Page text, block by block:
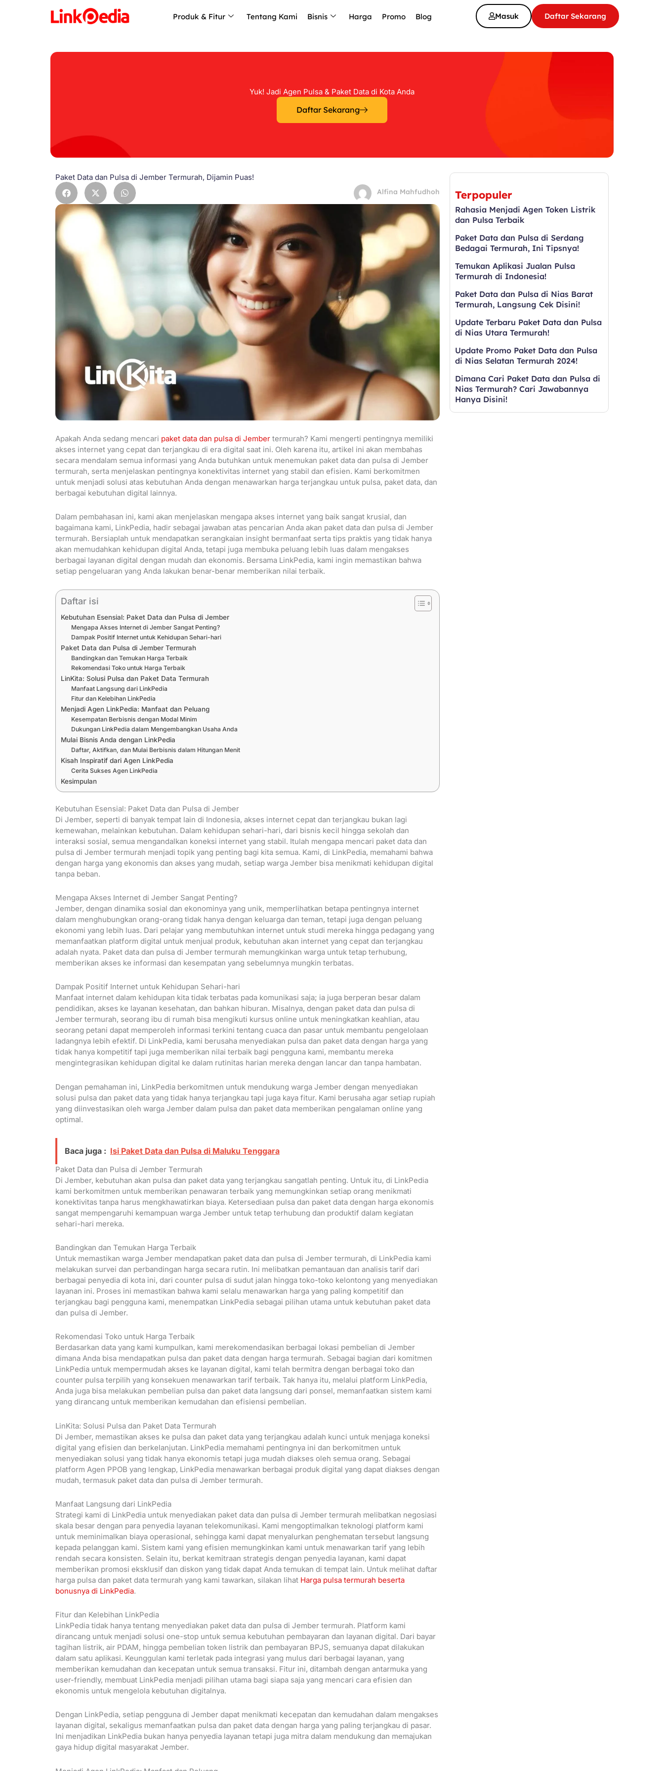
Daftar Sekarang
Masuk
Produk & Fitur Tentang Kami Bisnis Harga Promo Blog
Yuk! Jadi Agen Pulsa & Paket Data di Kota Anda
Daftar Sekarang
Paket Data dan Pulsa di Jember Termurah, Dijamin Puas!
Alfina Mahfudhoh
Apakah Anda sedang mencari paket data dan pulsa di Jember termurah? Kami mengerti pentingnya memiliki
akses internet yang cepat dan terjangkau di era digital saat ini. Oleh karena itu, artikel ini akan membahas
secara mendalam semua informasi yang Anda butuhkan untuk menemukan paket data dan pulsa di Jember
termurah, serta menjelaskan pentingnya konektivitas internet yang stabil dan efisien. Kami berkomitmen
untuk menjadi solusi atas kebutuhan Anda dengan menawarkan harga terjangkau untuk pulsa, paket data, dan
berbagai kebutuhan digital lainnya.
Dalam pembahasan ini, kami akan menjelaskan mengapa akses internet yang baik sangat krusial, dan
bagaimana kami, LinkPedia, hadir sebagai jawaban atas pencarian Anda akan paket data dan pulsa di Jember
termurah. Bersiaplah untuk mendapatkan serangkaian insight bermanfaat serta tips praktis yang tidak hanya
akan memudahkan kehidupan digital Anda, tetapi juga membuka peluang lebih luas dalam mengakses
berbagai layanan digital dengan mudah dan ekonomis. Bersama LinkPedia, kami ingin memastikan bahwa
setiap pengeluaran yang Anda lakukan benar-benar memberikan nilai terbaik.
Daftar isi
Kebutuhan Esensial: Paket Data dan Pulsa di Jember
Mengapa Akses Internet di Jember Sangat Penting?
Dampak Positif Internet untuk Kehidupan Sehari-hari
Paket Data dan Pulsa di Jember Termurah
Bandingkan dan Temukan Harga Terbaik
Rekomendasi Toko untuk Harga Terbaik
LinKita: Solusi Pulsa dan Paket Data Termurah
Manfaat Langsung dari LinkPedia
Fitur dan Kelebihan LinkPedia
Menjadi Agen LinkPedia: Manfaat dan Peluang
Kesempatan Berbisnis dengan Modal Minim
Dukungan LinkPedia dalam Mengembangkan Usaha Anda
Mulai Bisnis Anda dengan LinkPedia
Daftar, Aktifkan, dan Mulai Berbisnis dalam Hitungan Menit
Kisah Inspiratif dari Agen LinkPedia
Cerita Sukses Agen LinkPedia
Kesimpulan
Kebutuhan Esensial: Paket Data dan Pulsa di Jember
Di Jember, seperti di banyak tempat lain di Indonesia, akses internet cepat dan terjangkau bukan lagi
kemewahan, melainkan kebutuhan. Dalam kehidupan sehari-hari, dari bisnis kecil hingga sekolah dan
interaksi sosial, semua mengandalkan koneksi internet yang stabil. Itulah mengapa mencari paket data dan
pulsa di Jember termurah menjadi topik yang penting bagi kita semua. Kami, di LinkPedia, memahami bahwa
dengan harga yang ekonomis dan akses yang mudah, setiap warga Jember bisa menikmati kehidupan digital
tanpa beban.
Mengapa Akses Internet di Jember Sangat Penting?
Jember, dengan dinamika sosial dan ekonominya yang unik, memperlihatkan betapa pentingnya internet
dalam menghubungkan orang-orang tidak hanya dengan keluarga dan teman, tetapi juga dengan peluang
ekonomi yang lebih luas. Dari pelajar yang membutuhkan internet untuk studi mereka hingga pedagang yang
memanfaatkan platform digital untuk menjual produk, kebutuhan akan internet yang cepat dan terjangkau
adalah nyata. Paket data dan pulsa di Jember termurah memungkinkan warga untuk tetap terhubung,
memberikan akses ke informasi dan kesempatan yang sebelumnya mungkin terbatas.
Dampak Positif Internet untuk Kehidupan Sehari-hari
Manfaat internet dalam kehidupan kita tidak terbatas pada komunikasi saja; ia juga berperan besar dalam
pendidikan, akses ke layanan kesehatan, dan bahkan hiburan. Misalnya, dengan paket data dan pulsa di
Jember termurah, seorang ibu di rumah bisa mengikuti kursus online untuk meningkatkan keahlian, atau
seorang petani dapat memperoleh informasi terkini tentang cuaca dan pasar untuk membantu pengelolaan
ladangnya lebih efektif. Di LinkPedia, kami berusaha menyediakan pulsa dan paket data dengan harga yang
tidak hanya kompetitif tapi juga memberikan nilai terbaik bagi pengguna kami, membantu mereka
mengintegrasikan kehidupan digital ke dalam rutinitas harian mereka dengan lancar dan tanpa hambatan.
Dengan pemahaman ini, LinkPedia berkomitmen untuk mendukung warga Jember dengan menyediakan
solusi pulsa dan paket data yang tidak hanya terjangkau tapi juga kaya fitur. Kami berusaha agar setiap rupiah
yang diinvestasikan oleh warga Jember dalam pulsa dan paket data memberikan pengalaman online yang
optimal.
Baca juga : Isi Paket Data dan Pulsa di Maluku Tenggara
Paket Data dan Pulsa di Jember Termurah
Di Jember, kebutuhan akan pulsa dan paket data yang terjangkau sangatlah penting. Untuk itu, di LinkPedia
kami berkomitmen untuk memberikan penawaran terbaik yang memungkinkan setiap orang menikmati
konektivitas tanpa harus mengkhawatirkan biaya. Ketersediaan pulsa dan paket data dengan harga ekonomis
sangat mempengaruhi kemampuan warga Jember untuk tetap terhubung dan produktif dalam kegiatan
sehari-hari mereka.
Bandingkan dan Temukan Harga Terbaik
Untuk memastikan warga Jember mendapatkan paket data dan pulsa di Jember termurah, di LinkPedia kami
melakukan survei dan perbandingan harga secara rutin. Ini melibatkan pemantauan dan analisis tarif dari
berbagai penyedia di kota ini, dari counter pulsa di sudut jalan hingga toko-toko kelontong yang menyediakan
layanan ini. Proses ini memastikan bahwa kami selalu menawarkan harga yang paling kompetitif dan
terjangkau bagi pengguna kami, menempatkan LinkPedia sebagai pilihan utama untuk kebutuhan paket data
dan pulsa di Jember.
Rekomendasi Toko untuk Harga Terbaik
Berdasarkan data yang kami kumpulkan, kami merekomendasikan berbagai lokasi pembelian di Jember
dimana Anda bisa mendapatkan pulsa dan paket data dengan harga termurah. Sebagai bagian dari komitmen
LinkPedia untuk mempermudah akses ke layanan digital, kami telah bermitra dengan berbagai toko dan
counter pulsa terpilih yang konsekuen menawarkan tarif terbaik. Tak hanya itu, melalui platform LinkPedia,
Anda juga bisa melakukan pembelian pulsa dan paket data langsung dari ponsel, memanfaatkan sistem kami
yang dirancang untuk memberikan kemudahan dan efisiensi pembelian.
LinKita: Solusi Pulsa dan Paket Data Termurah
Di Jember, memastikan akses ke pulsa dan paket data yang terjangkau adalah kunci untuk menjaga koneksi
digital yang efisien dan berkelanjutan. LinkPedia memahami pentingnya ini dan berkomitmen untuk
menyediakan solusi yang tidak hanya ekonomis tetapi juga mudah diakses oleh semua orang. Sebagai
platform Agen PPOB yang lengkap, LinkPedia menawarkan berbagai produk digital yang dapat diakses dengan
mudah, termasuk paket data dan pulsa di Jember termurah.
Manfaat Langsung dari LinkPedia
Strategi kami di LinkPedia untuk menyediakan paket data dan pulsa di Jember termurah melibatkan negosiasi
skala besar dengan para penyedia layanan telekomunikasi. Kami mengoptimalkan teknologi platform kami
untuk meminimalkan biaya operasional, sehingga kami dapat menyalurkan penghematan tersebut langsung
kepada pelanggan kami. Sistem kami yang efisien memungkinkan kami untuk menawarkan tarif yang lebih
rendah secara konsisten. Selain itu, berkat kemitraan strategis dengan penyedia layanan, kami dapat
memberikan promosi eksklusif dan diskon yang tidak dapat Anda temukan di tempat lain. Untuk melihat daftar
harga pulsa dan paket data termurah yang kami tawarkan, silakan lihat Harga pulsa termurah beserta
bonusnya di LinkPedia.
Fitur dan Kelebihan LinkPedia
LinkPedia tidak hanya tentang menyediakan paket data dan pulsa di Jember termurah. Platform kami
dirancang untuk menjadi solusi one-stop untuk semua kebutuhan pembayaran dan layanan digital. Dari bayar
tagihan listrik, air PDAM, hingga pembelian token listrik dan pembayaran BPJS, semuanya dapat dilakukan
dalam satu aplikasi. Keunggulan kami terletak pada integrasi yang mulus dari berbagai layanan, yang
memberikan kemudahan dan kecepatan untuk semua transaksi. Fitur ini, ditambah dengan antarmuka yang
user-friendly, membuat LinkPedia menjadi pilihan utama bagi siapa saja yang mencari cara efisien dan
ekonomis untuk mengelola kebutuhan digitalnya.
Dengan LinkPedia, setiap pengguna di Jember dapat menikmati kecepatan dan kemudahan dalam mengakses
layanan digital, sekaligus memanfaatkan pulsa dan paket data dengan harga yang paling terjangkau di pasar.
Ini menjadikan LinkPedia bukan hanya penyedia layanan tetapi juga mitra dalam mendukung dan memajukan
gaya hidup digital masyarakat Jember.
Terpopuler
Rahasia Menjadi Agen Token Listrik
dan Pulsa Terbaik
Paket Data dan Pulsa di Serdang
Bedagai Termurah, Ini Tipsnya!
Temukan Aplikasi Jualan Pulsa
Termurah di Indonesia!
Paket Data dan Pulsa di Nias Barat
Termurah, Langsung Cek Disini!
Update Terbaru Paket Data dan Pulsa
di Nias Utara Termurah!
Update Promo Paket Data dan Pulsa
di Nias Selatan Termurah 2024!
Dimana Cari Paket Data dan Pulsa di
Nias Termurah? Cari Jawabannya
Hanya Disini!